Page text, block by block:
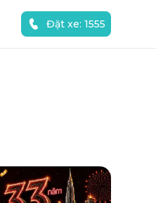
Đặt xe: 1555